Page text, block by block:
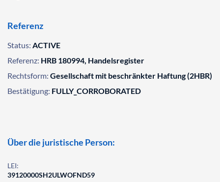
Referenz
Status: ACTIVE
Referenz: HRB 180994, Handelsregister
Rechtsform: Gesellschaft mit beschränkter Haftung (2HBR)
Bestätigung: FULLY_CORROBORATED
Über die juristische Person:
LEI:
39120000SH2ULWOFND59